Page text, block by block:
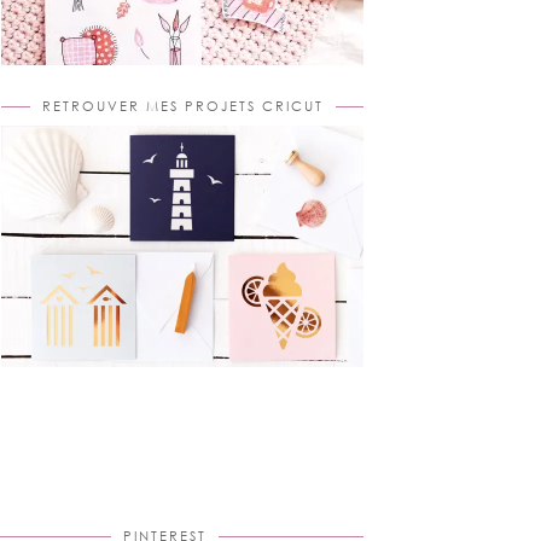
RETROUVER MES PROJETS CRICUT
PINTEREST